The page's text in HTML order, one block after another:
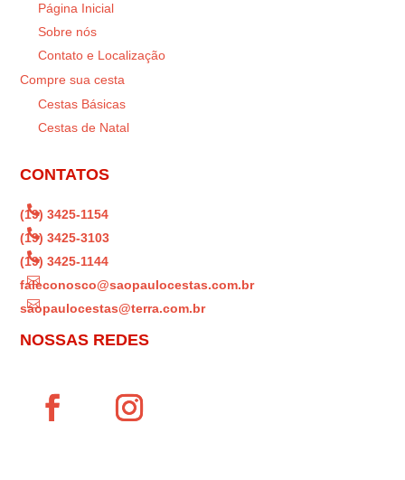
Página Inicial
Sobre nós
Contato e Localização
Compre sua cesta
Cestas Básicas
Cestas de Natal
CONTATOS

(19) 3425-1154

(19) 3425-3103

(19) 3425-1144

faleconosco@saopaulocestas.com.br

saopaulocestas@terra.com.br
NOSSAS REDES